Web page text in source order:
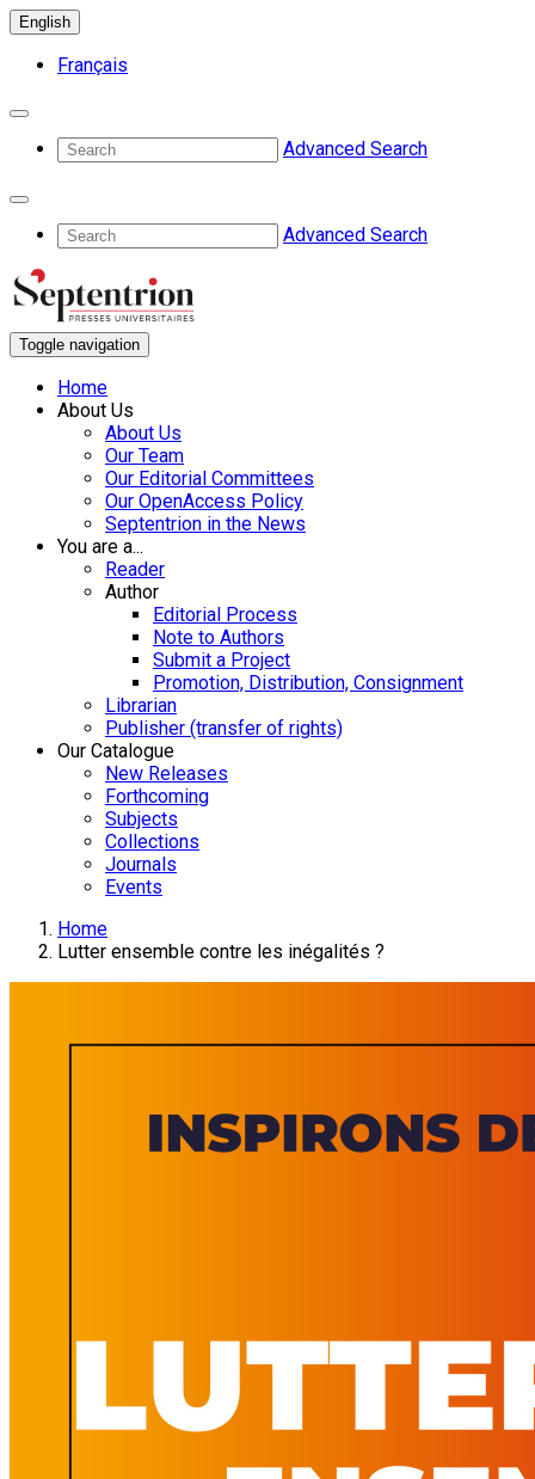
English
Français
Advanced Search
Advanced Search
Toggle navigation
Home
About Us
About Us
Our Team
Our Editorial Committees
Our OpenAccess Policy
Septentrion in the News
You are a...
Reader
Author
Editorial Process
Note to Authors
Submit a Project
Promotion, Distribution, Consignment
Librarian
Publisher (transfer of rights)
Our Catalogue
New Releases
Forthcoming
Subjects
Collections
Journals
Events
Home
Lutter ensemble contre les inégalités ?